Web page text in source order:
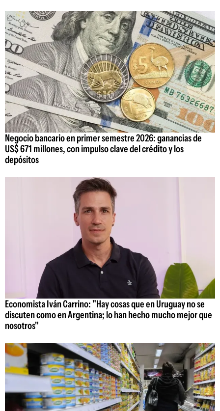
Negocio bancario en primer semestre 2026: ganancias de
US$ 671 millones, con impulso clave del crédito y los
depósitos
Economista Iván Carrino: "Hay cosas que en Uruguay no se
discuten como en Argentina; lo han hecho mucho mejor que
nosotros"